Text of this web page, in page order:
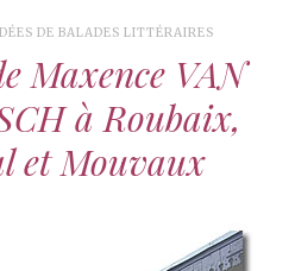
DE BALADES LITTÉRAIRES
Maxence VAN
à Roubaix,
et Mouvaux